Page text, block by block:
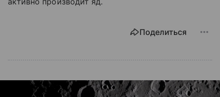
Поделиться